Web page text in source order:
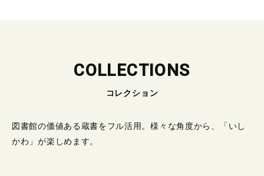
COLLECTIONS
コレクション
図書館の価値ある蔵書をフル活用。様々な角度から、「いし
かわ」が楽しめます。